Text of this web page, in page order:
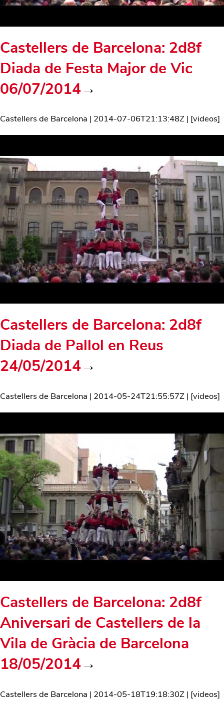
Castellers de Barcelona: 2d8f
Diada de Festa Major de Vic
06/07/2014→
Castellers de Barcelona | 2014-07-06T21:13:48Z | [videos]
Castellers de Barcelona: 2d8f
Diada de Pallol en Reus
24/05/2014→
Castellers de Barcelona | 2014-05-24T21:55:57Z | [videos]
Castellers de Barcelona: 2d8f
Aniversari de Castellers de la
Vila de Gràcia de Barcelona
18/05/2014→
Castellers de Barcelona | 2014-05-18T19:18:30Z | [videos]